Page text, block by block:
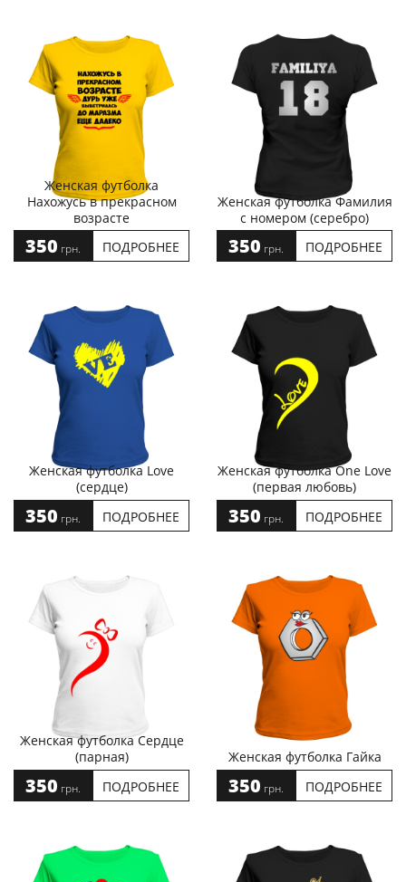
Женская футболка
Нахожусь в прекрасном
возрасте
350 грн. ПОДРОБНЕЕ
Женская футболка Фамилия
с номером (серебро)
350 грн. ПОДРОБНЕЕ
Женская футболка Love
(сердце)
350 грн. ПОДРОБНЕЕ
Женская футболка One Love
(первая любовь)
350 грн. ПОДРОБНЕЕ
Женская футболка Сердце
(парная)
350 грн. ПОДРОБНЕЕ
Женская футболка Гайка
350 грн. ПОДРОБНЕЕ